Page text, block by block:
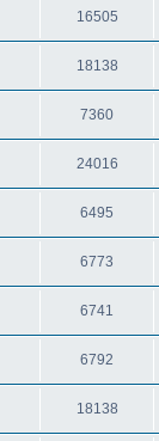
16505
18138
7360
24016
6495
6773
6741
6792
18138